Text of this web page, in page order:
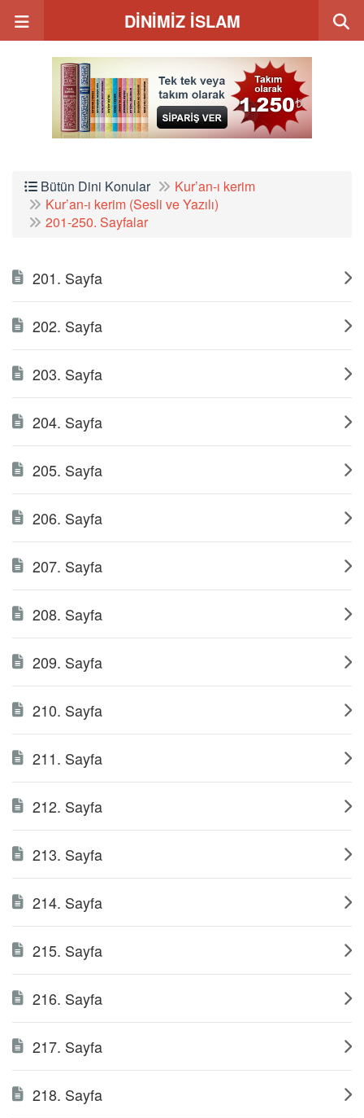
DİNİMİZ İSLAM
Bütün Dini Konular
Kur’an-ı kerim
Kur’an-ı kerim (Sesli ve Yazılı)
201-250. Sayfalar
201. Sayfa
202. Sayfa
203. Sayfa
204. Sayfa
205. Sayfa
206. Sayfa
207. Sayfa
208. Sayfa
209. Sayfa
210. Sayfa
211. Sayfa
212. Sayfa
213. Sayfa
214. Sayfa
215. Sayfa
216. Sayfa
217. Sayfa
218. Sayfa